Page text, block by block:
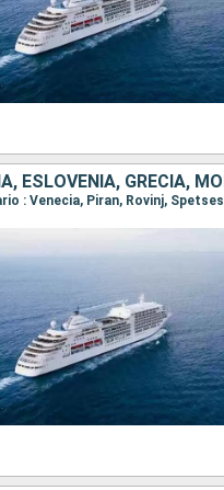
ESLOVENIA, GRECIA,
: Venecia, Piran, Rovinj,